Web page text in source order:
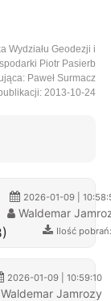
Wydziału Geodezji i
Piotr Pasierb
Paweł Surmacz
2013-10-24
2026-01-09 |
Waldemar
Ilość
2026-01-09 | 10:59:10
Waldemar Jamrozy